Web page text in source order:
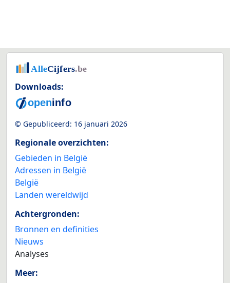
Downloads:
© Gepubliceerd: 16 januari 2026
Regionale overzichten:
Gebieden in België
Adressen in België
België
Landen wereldwijd
Achtergronden:
Bronnen en definities
Nieuws
Analyses
Meer: